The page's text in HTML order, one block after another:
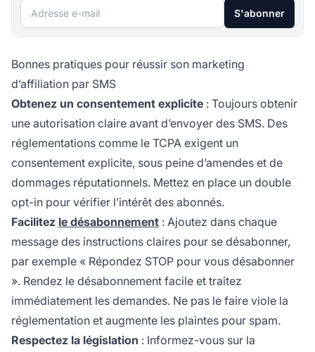
Adresse e-mail S'abonner
Bonnes pratiques pour réussir son marketing
d’affiliation par SMS
Obtenez un consentement explicite : Toujours obtenir
une autorisation claire avant d’envoyer des SMS. Des
réglementations comme le TCPA exigent un
consentement explicite, sous peine d’amendes et de
dommages réputationnels. Mettez en place un double
opt-in pour vérifier l’intérêt des abonnés.
Facilitez le désabonnement : Ajoutez dans chaque
message des instructions claires pour se désabonner,
par exemple « Répondez STOP pour vous désabonner
». Rendez le désabonnement facile et traitez
immédiatement les demandes. Ne pas le faire viole la
réglementation et augmente les plaintes pour spam.
Respectez la législation : Informez-vous sur la